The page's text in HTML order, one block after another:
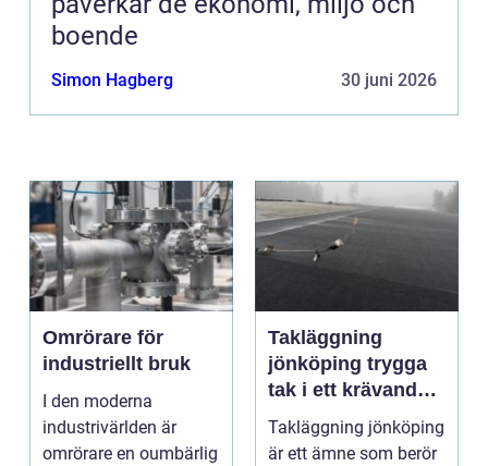
boende
Simon Hagberg 30 juni 2026
Omrörare för
industriellt bruk
I den moderna
industrivärlden är
omrörare en oumbärlig
Takläggning
jönköping trygga
tak i ett krävande
småländskt klimat
Takläggning jönköping
är ett ämne som berör